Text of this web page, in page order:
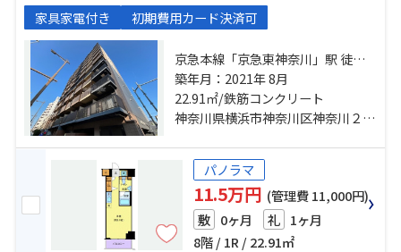
家具家電付き 初期費用カード決済可
京急本線「京急東神奈川」駅 徒歩7
分 京浜東北線「東神奈川」駅 徒歩8
分 東急東横線「反町」駅 徒歩15分
築年月：2021年 8月
22.91㎡/鉄筋コンクリート
神奈川県横浜市神奈川区神奈川２丁目
パノラマ
11.5万円 (管理費 11,000円)
敷 0ヶ月 礼 1ヶ月
8階 / 1R / 22.91㎡